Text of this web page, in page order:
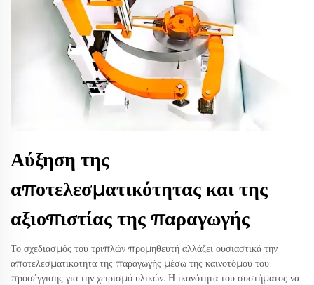
Αύξηση της
αποτελεσματικότητας και της
αξιοπιστίας της παραγωγής
Το σχεδιασμός του τριπλών προμηθευτή αλλάζει ουσιαστικά την
αποτελεσματικότητα της παραγωγής μέσω της καινοτόμου του
προσέγγισης για την χειρισμό υλικών. Η ικανότητα του συστήματος να